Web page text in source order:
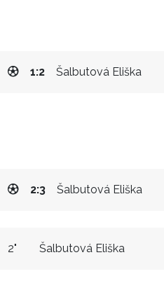
Šalbutová Eliška
1:2
Šalbutová Eliška
2:3
Šalbutová Eliška
2"